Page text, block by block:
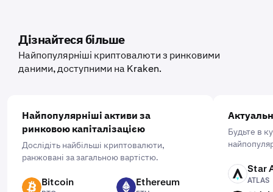
Дізнайтеся більше
Найпопулярніші криптовалюти з ринковими
даними, доступними на Kraken.
Найпопулярніші активи за
ринковою капіталізацією
Дослідіть найбільші криптовалюти,
ранжовані за загальною вартістю.
BTC Bitcoin ETH Ethereum
Будьте в
ATLAS Star
ATLAS